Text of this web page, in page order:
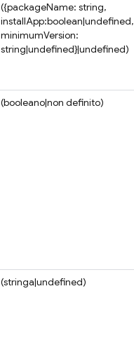
({packageName: string,
installApp:boolean|undefined,
minimumVersion:
string|undefined}|undefined)
(booleano|non definito)
(stringa|undefined)